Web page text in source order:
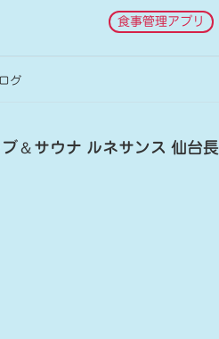
食事管理アプリ
グ
＆サウナ ルネサンス 仙台長